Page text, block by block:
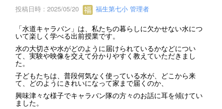
投稿日時 : 2025/05/20 福生第七小 管理者
「水道キャラバン」は、私たちの暮らしに欠かせない水につ
いて楽しく学べる出前授業です。
水の大切さや水がどのように届けられているかなどについ
て、実験や映像を交えて分かりやすく教えていただきまし
た。
子どもたちは、普段何気なく使っている水が、どこから来
て、どのようにきれいになって家まで届くのか、
興味津々な様子でキャラバン隊の方々のお話に耳を傾けてい
ました。